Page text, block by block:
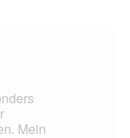
Mein